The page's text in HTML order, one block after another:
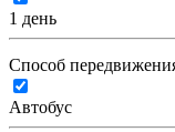
1 день
Cпособ
Автобус